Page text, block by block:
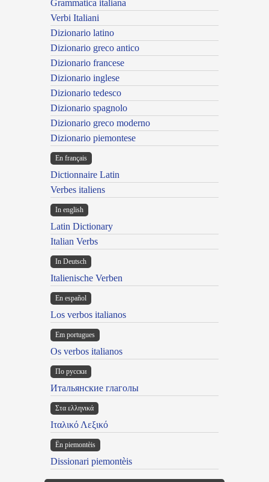
Grammatica italiana
Verbi Italiani
Dizionario latino
Dizionario greco antico
Dizionario francese
Dizionario inglese
Dizionario tedesco
Dizionario spagnolo
Dizionario greco moderno
Dizionario piemontese
En français
Dictionnaire Latin
Verbes italiens
In english
Latin Dictionary
Italian Verbs
In Deutsch
Italienische Verben
En español
Los verbos italianos
Em portugues
Os verbos italianos
По русски
Итальянские глаголы
Στα ελληνικά
Ιταλικό Λεξικό
Ën piemontèis
Dissionari piemontèis